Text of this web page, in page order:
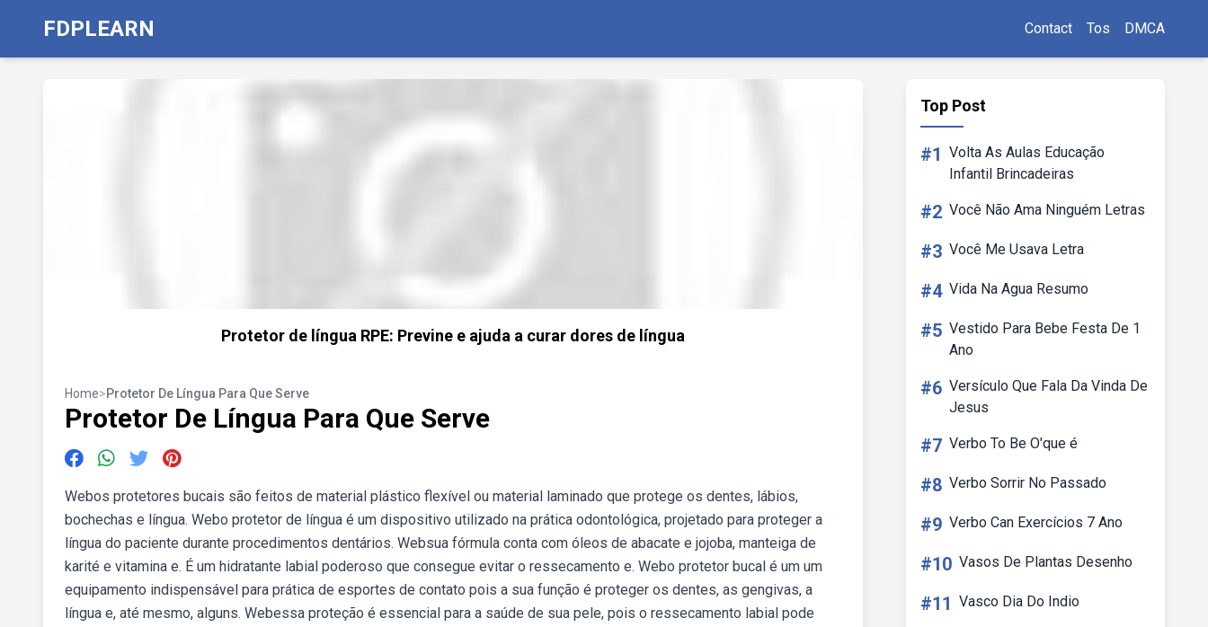
FDPLEARN Contact Tos DMCA
Protetor de língua RPE: Previne e ajuda a curar dores de língua
Home>Protetor De Língua Para Que Serve
Protetor De Língua Para Que Serve
Webos protetores bucais são feitos de material plástico flexível ou material laminado que protege os dentes, lábios,
bochechas e língua. Webo protetor de língua é um dispositivo utilizado na prática odontológica, projetado para proteger a
língua do paciente durante procedimentos dentários. Websua fórmula conta com óleos de abacate e jojoba, manteiga de
karité e vitamina e. É um hidratante labial poderoso que consegue evitar o ressecamento e. Webo protetor bucal é um um
equipamento indispensável para prática de esportes de contato pois a sua função é proteger os dentes, as gengivas, a
língua e, até mesmo, alguns. Webessa proteção é essencial para a saúde de sua pele, pois o ressecamento labial pode
Top Post
#1 Volta As Aulas Educação
Infantil Brincadeiras
#2 Você Não Ama Ninguém Letras
#3 Você Me Usava Letra
#4 Vida Na Agua Resumo
#5 Vestido Para Bebe Festa De 1
Ano
#6 Versículo Que Fala Da Vinda De
Jesus
#7 Verbo To Be O'que é
#8 Verbo Sorrir No Passado
#9 Verbo Can Exercícios 7 Ano
#10 Vasos De Plantas Desenho
#11 Vasco Dia Do Indio